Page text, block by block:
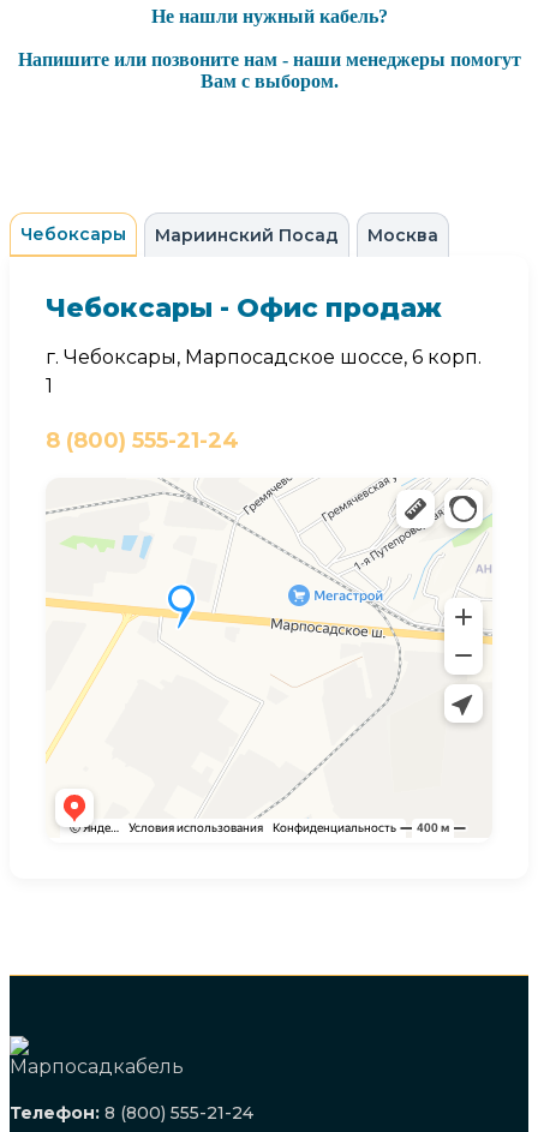
Не нашли нужный кабель?
Напишите или позвоните нам - наши менеджеры помогут
Вам с выбором.
Чебоксары Мариинский Посад Москва
Чебоксары - Офис продаж
г. Чебоксары, Марпосадское шоссе, 6 корп.
1
8 (800) 555-21-24
Телефон: 8 (800) 555-21-24